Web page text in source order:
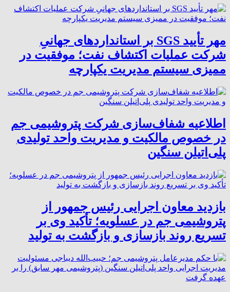
مهر تأیید SGS بر استانداردهای جهانیِ
شرکت عملیات اکتشاف نفت؛ موفقیت در
ممیزی سیستم مدیریت یکپارچه
اطلاعیه شفاف‌سازی شرکت پتروشیمی جم
در خصوص مالکیت و مدیریت واحد تولیدی
پلی‌اتیلن سنگین
بازدید معاون اجرایی رئیس جمهور از
پتروشیمی جم در عسلویه؛ تأکید وی بر
تسریع روند بازسازی و بازگشت به تولید